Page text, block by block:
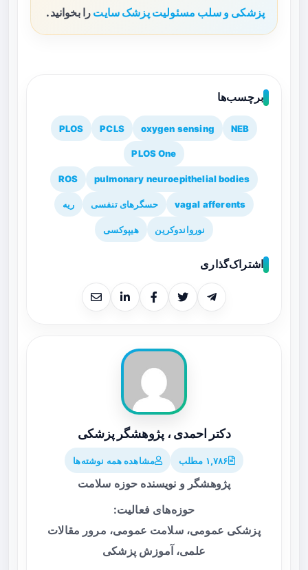
پزشکی و سلب مسئولیت پزشک سایت را بخوانید.
برچسب‌ها
NEB
oxygen sensing
PCLS
PLOS
PLOS One
pulmonary neuroepithelial bodies
ROS
vagal afferents حسگرهای تنفسی ریه
نورواندوکرین هیپوکسی
اشتراک‌گذاری
دکتر احمدی ، پژوهشگر پزشکی
۱,۷۸۶ مطلب مشاهده همه نوشته‌ها
پژوهشگر و نویسنده حوزه سلامت
حوزه‌های فعالیت:
پزشکی عمومی، سلامت عمومی، مرور مقالات
علمی، آموزش پزشکی